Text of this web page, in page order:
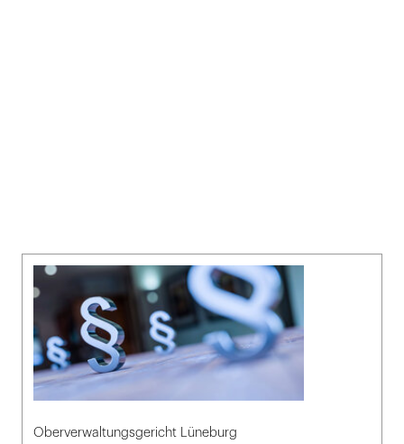
Oberverwaltungsgericht Lüneburg